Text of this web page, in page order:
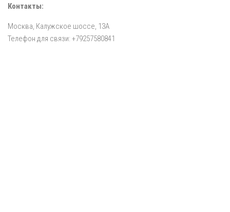
Контакты:
Москва, Калужское шоссе, 13А
Телефон для связи: +79257580841